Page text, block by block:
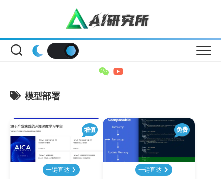
模型部署
增值
一键直达
免费
一键直达